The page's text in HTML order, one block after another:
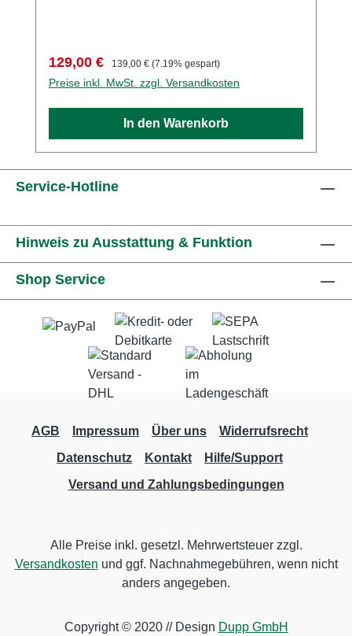
der Batterie verbleibtSchnellladung: lädt in 25
Minuten mit dem Schnellladegerät40 Minuten
Ladezeit mit Standard-Ladegerät25 Minuten
Ladezeit mit Schnell-Ladegerät Kompatibel
Verkaufspreis:
129,00 € Regulärer Preis:
139,00 € (7.19% gespart)
Preise inkl. MwSt. zzgl. Versandkosten
In den Warenkorb
Service-Hotline
Hinweis zu Ausstattung & Funktion
Shop Service
AGB Impressum Über uns
Widerrufsrecht
Datenschutz
Kontakt
Hilfe/Support
Versand und Zahlungsbedingungen
Alle Preise inkl. gesetzl. Mehrwertsteuer zzgl.
Versandkosten und ggf. Nachnahmegebühren, wenn nicht
anders angegeben.
Copyright © 2020 // Design Dupp GmbH